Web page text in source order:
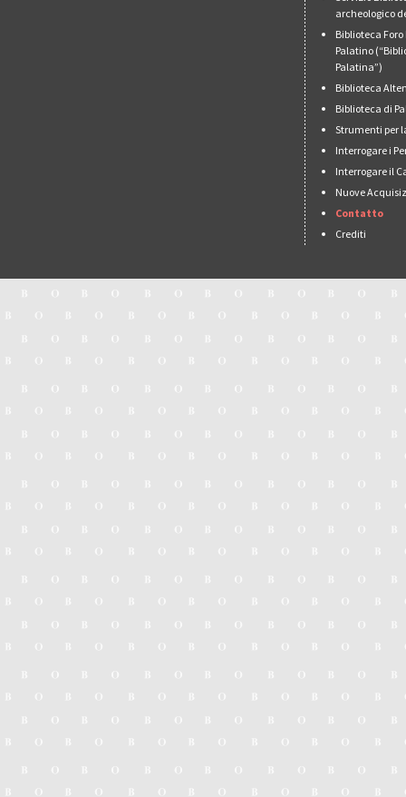
archeologico
Biblioteca
Palatino
Palatina”)
Biblioteca
Biblioteca di
Strumenti per
Interrogare i
Interrogare il
Nuove
Contatto
Crediti